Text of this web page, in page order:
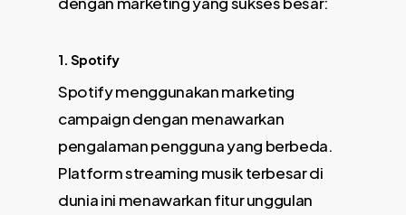
1. Spotify
Spotify menggunakan marketing
campaign dengan menawarkan
pengalaman pengguna yang berbeda.
Platform streaming musik terbesar di
dunia ini menawarkan fitur unggulan